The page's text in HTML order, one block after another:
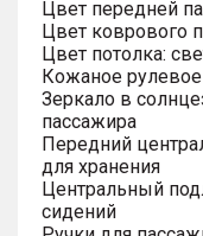
Цвет передней
Цвет коврового
Цвет потолка:
Кожаное
Зеркало в
пассажира
Передний
для хранения
Центральный
сидений